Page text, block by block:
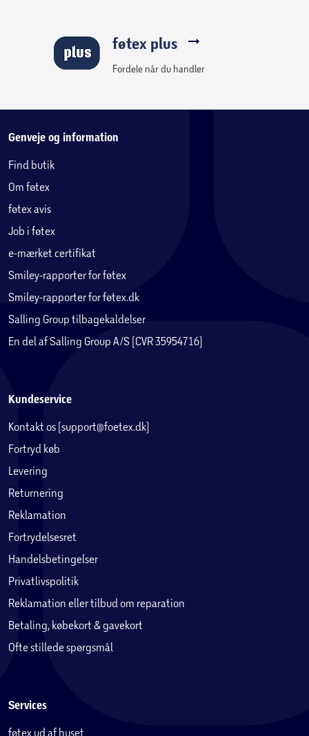
føtex plus
Fordele når du handler
Genveje og information
Find butik
Om føtex
føtex avis
Job i føtex
e-mærket certifikat
Smiley-rapporter for føtex
Smiley-rapporter for føtex.dk
Salling Group tilbagekaldelser
En del af Salling Group A/S (CVR 35954716)
Kundeservice
Kontakt os (support@foetex.dk)
Fortryd køb
Levering
Returnering
Reklamation
Fortrydelsesret
Handelsbetingelser
Privatlivspolitik
Reklamation eller tilbud om reparation
Betaling, købekort & gavekort
Ofte stillede spørgsmål
Services
føtex ud af huset